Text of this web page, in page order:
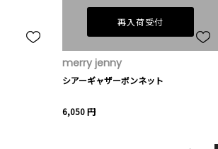
再入荷受付
merry jenny
シアーギャザーボンネット
6,050 円